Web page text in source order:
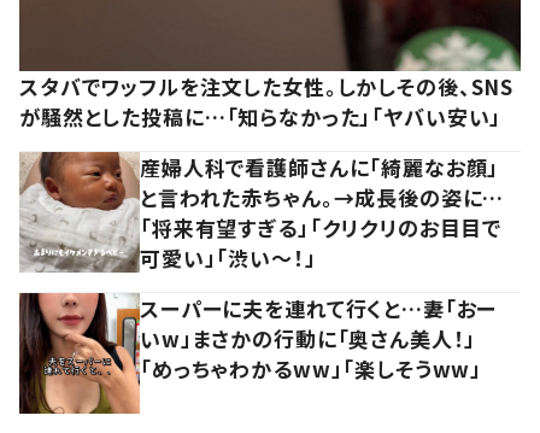
スタバでワッフルを注文した女性。しかしその後、SNS
が騒然とした投稿に…「知らなかった」「ヤバい安い」
産婦人科で看護師さんに「綺麗なお顔」
と言われた赤ちゃん。→成長後の姿に…
「将来有望すぎる」「クリクリのお目目で
可愛い」「渋い～！」
スーパーに夫を連れて行くと…妻「おー
いw」まさかの行動に「奥さん美人！」
「めっちゃわかるww」「楽しそうww」